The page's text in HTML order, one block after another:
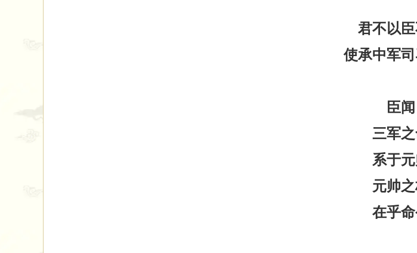
君不以
使承中军
臣闻
三军
系于
元帅
在乎